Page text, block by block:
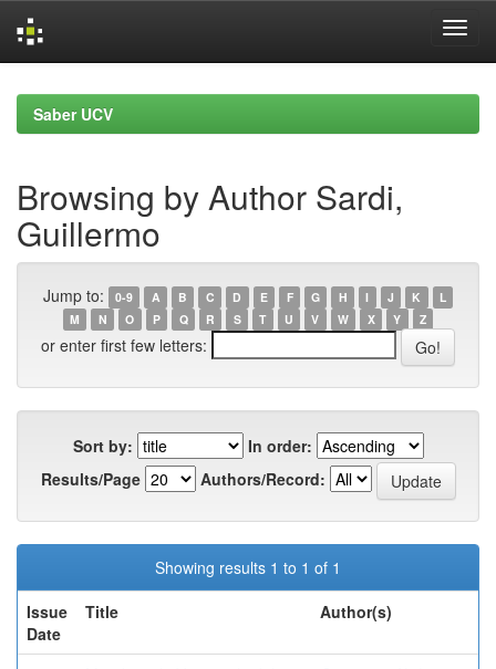
navigationSaber UCV
Browsing by Author Sardi,
Guillermo
Jump to: 0-9 A B C D E F G H I J K
L
M
N O P Q R S T U V W X Y Z
or enter first few letters:
Sort by:
In order:
Results/Page
Authors/Record:
Showing results 1 to 1 of 1
Issue
Date
Title Author(s)